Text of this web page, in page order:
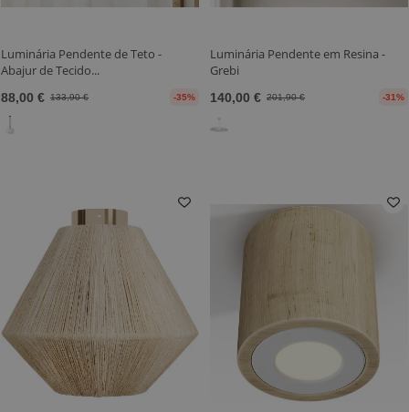
Luminária Pendente de Teto -
Abajur de Tecido...
88,00 € 133,90 € -35%
Luminária Pendente em Resina -
Grebi
140,00 € 201,90 € -31%